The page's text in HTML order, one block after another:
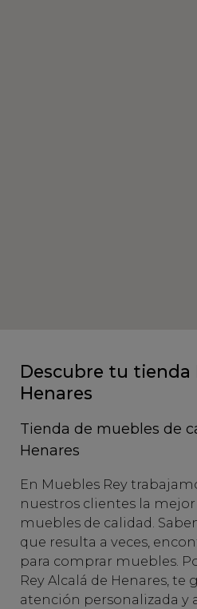
Descubre tu tienda
Henares
Tienda de muebles de
Henares
En Muebles Rey
nuestros clientes la
muebles de calidad.
que resulta a veces,
para comprar muebles.
Rey Alcalá de Henares, te
atención personalizada y